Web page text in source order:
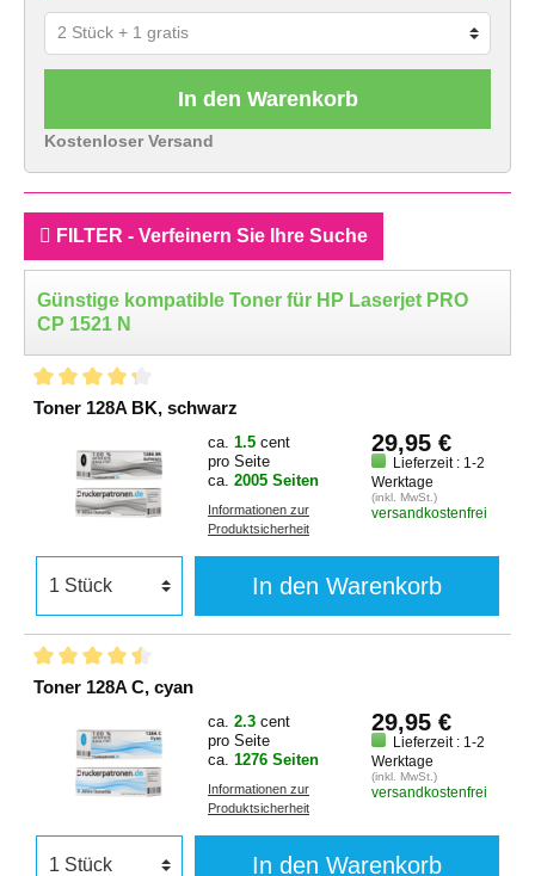
In den Warenkorb
Kostenloser Versand
FILTER - Verfeinern Sie Ihre Suche
Günstige kompatible Toner für HP Laserjet PRO
CP 1521 N
Toner 128A BK, schwarz
ca. 1.5 cent
pro Seite
ca. 2005 Seiten
Informationen zur
Produktsicherheit
29,95 €
Lieferzeit : 1-2
Werktage
(inkl. MwSt.)
versandkostenfrei
In den Warenkorb
Toner 128A C, cyan
ca. 2.3 cent
pro Seite
ca. 1276 Seiten
Informationen zur
Produktsicherheit
29,95 €
Lieferzeit : 1-2
Werktage
(inkl. MwSt.)
versandkostenfrei
In den Warenkorb